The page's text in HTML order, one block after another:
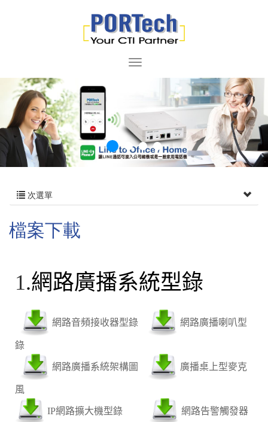
次選單
檔案下載
1.網路廣播系統型錄
網路音頻接收器型錄 網路廣播喇叭型
錄
網路廣播系統架構圖 廣播桌上型麥克
風
IP網路擴大機型錄 網路告警觸發器